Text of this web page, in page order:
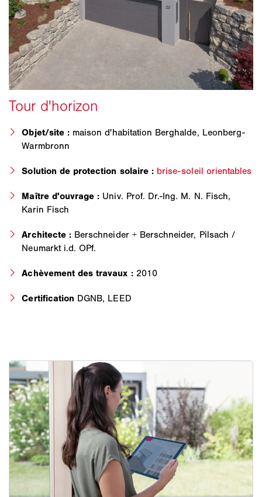
Objet/site : maison d'habitation Berghalde, Leonberg-
Warmbronn
Solution de protection solaire : brise-soleil orientables
Maître d'ouvrage : Univ. Prof. Dr.-Ing. M. N. Fisch,
Karin Fisch
Architecte : Berschneider + Berschneider, Pilsach /
Neumarkt i.d. OPf.
Achèvement des travaux : 2010
Certification DGNB, LEED